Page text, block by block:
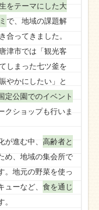
をテーマにした大
で、地域の課題解
合ってきました。
津市では「観光客
しまった七ツ釜を
やかにしたい」と
定公園でのイベント
クショップも行いま
進む中、 高齢者と
め、地域の集会所で
。地元の野菜を使っ
ーなど、 食を通じ